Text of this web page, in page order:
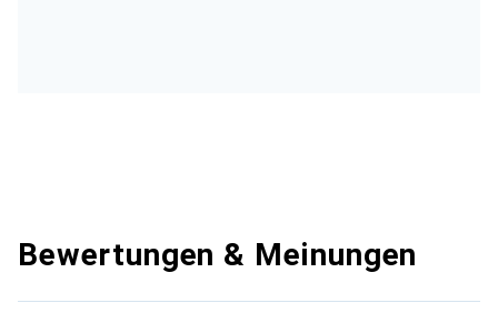
Bewertungen & Meinungen